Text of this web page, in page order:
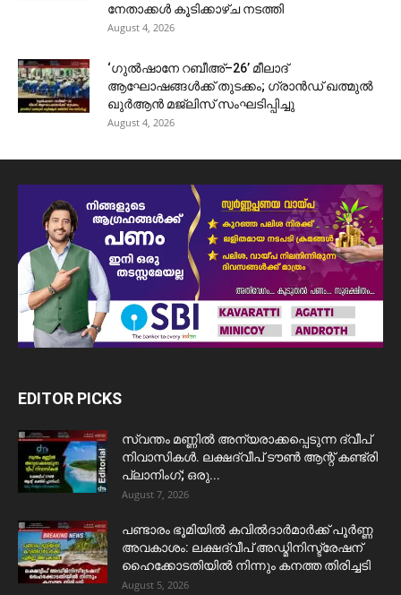
നേതാക്കൾ കൂടിക്കാഴ്ച നടത്തി
August 4, 2026
‘ഗുൽഷാനേ റബീഅ്–26’ മീലാദ്
ആഘോഷങ്ങൾക്ക് തുടക്കം; ഗ്രാൻഡ് ഖത്മുൽ
ഖുർആൻ മജ്‌ലിസ് സംഘടിപ്പിച്ചു
August 4, 2026
EDITOR PICKS
സ്വന്തം മണ്ണിൽ അന്യരാക്കപ്പെടുന്ന ദ്വീപ്
നിവാസികൾ. ലക്ഷദ്വീപ് ടൗൺ ആന്റ് കണ്ട്രി
പ്ലാനിംഗ്; ഒരു...
August 7, 2026
പണ്ടാരം ഭൂമിയിൽ കവിൽദാർമാർക്ക് പൂർണ്ണ
അവകാശം: ലക്ഷദ്വീപ് അഡ്മിനിസ്ട്രേഷന്
ഹൈക്കോടതിയിൽ നിന്നും കനത്ത തിരിച്ചടി
August 5, 2026